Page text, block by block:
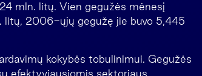
mln. litų. Vien gegužės mėnesį
litų, 2006-ųjų gegužę jie buvo 5,445
kokybės tobulinimui. Gegužės
efektyviausiomis sektoriaus